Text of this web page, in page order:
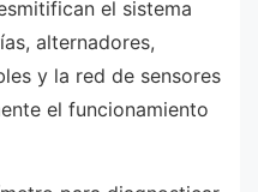
el sistema
alternadores,
y la red de sensores
el funcionamiento